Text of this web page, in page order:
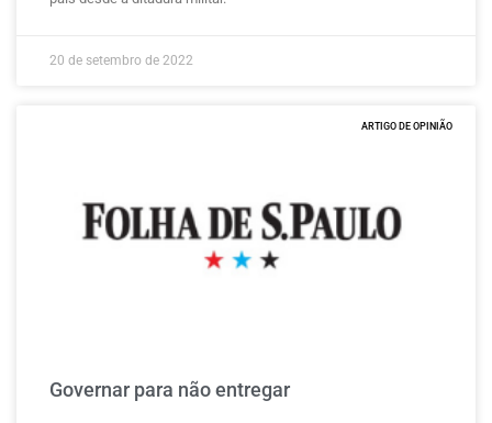
20 de setembro de 2022
ARTIGO DE OPINIÃO
Governar para não entregar